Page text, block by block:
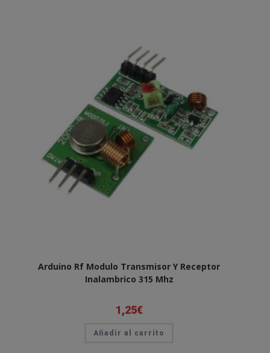
Arduino Rf Modulo Transmisor Y Receptor
Inalambrico 315 Mhz
1,25€
Añadir al carrito